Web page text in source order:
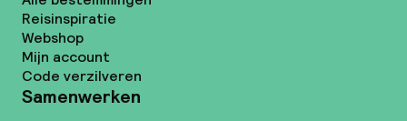
Reisinspiratie
Webshop
Mijn account
Code verzilveren
Samenwerken